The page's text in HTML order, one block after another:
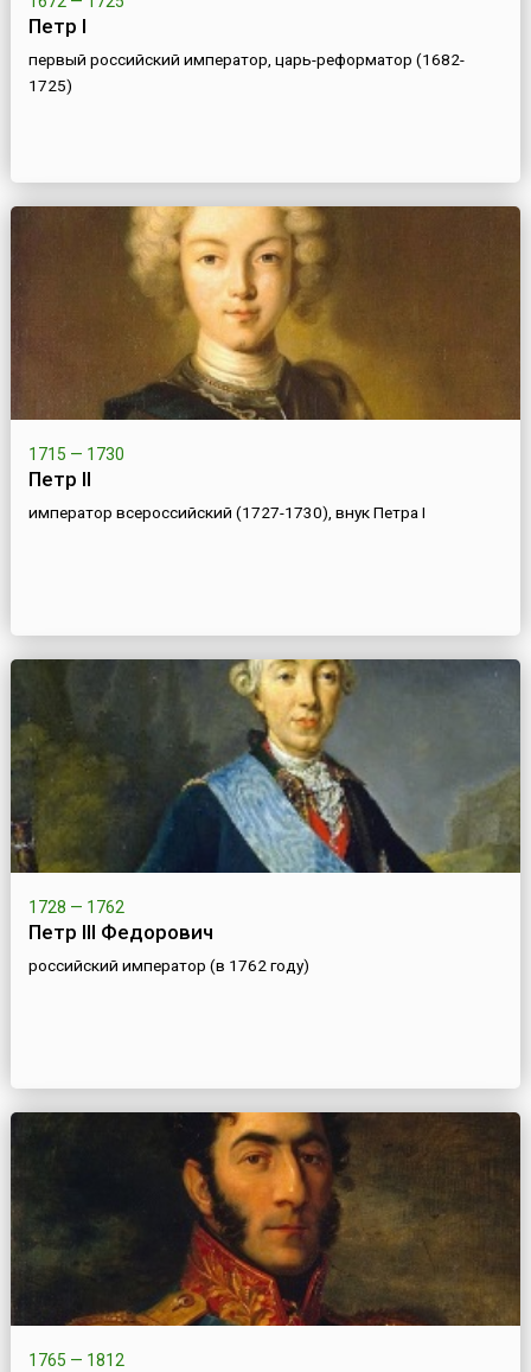
Петр I
первый российский император, царь-реформатор (1682-
1725)
1715 — 1730
Петр II
император всероссийский (1727-1730), внук Петра I
1728 — 1762
Петр III Федорович
российский император (в 1762 году)
1765 — 1812